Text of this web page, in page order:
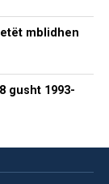
mblidhen
gusht 1993-